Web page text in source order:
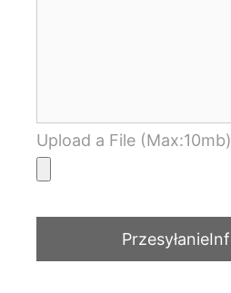
Upload a File (Max:10mb)